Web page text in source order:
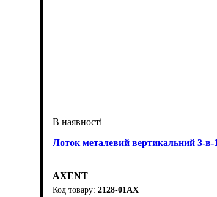
Лоток металевий вертикальний 3-в-
AXENT
2128-01АХ